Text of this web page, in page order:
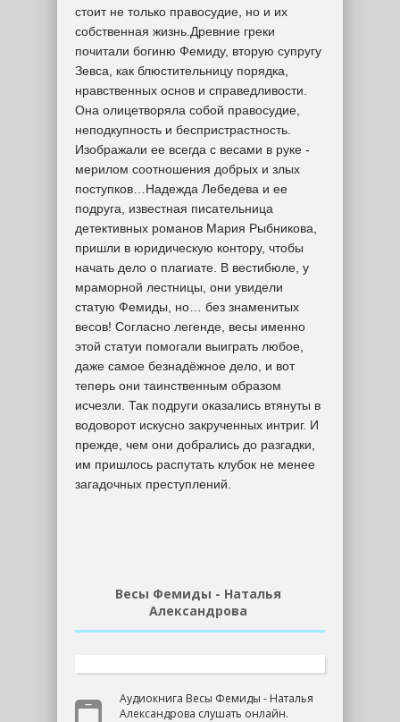
стоит не только правосудие, но и их
собственная жизнь.Древние греки
почитали богиню Фемиду, вторую супругу
Зевса, как блюстительницу порядка,
нравственных основ и справедливости.
Она олицетворяла собой правосудие,
неподкупность и беспристрастность.
Изображали ее всегда с весами в руке -
мерилом соотношения добрых и злых
поступков…Надежда Лебедева и ее
подруга, известная писательница
детективных романов Мария Рыбникова,
пришли в юридическую контору, чтобы
начать дело о плагиате. В вестибюле, у
мраморной лестницы, они увидели
статую Фемиды, но… без знаменитых
весов! Согласно легенде, весы именно
этой статуи помогали выиграть любое,
даже самое безнадёжное дело, и вот
теперь они таинственным образом
исчезли. Так подруги оказались втянуты в
водоворот искусно закрученных интриг. И
прежде, чем они добрались до разгадки,
им пришлось распутать клубок не менее
загадочных преступлений.
Весы Фемиды - Наталья
Александрова
Аудиокнига Весы Фемиды - Наталья
Александрова слушать онлайн.